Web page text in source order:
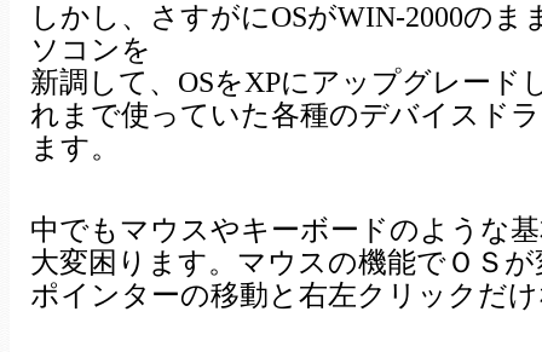
しかし、さすがにOSがWIN-2000の
ソコンを
新調して、OSをXPにアップグレー
れまで使っていた各種のデバイスド
ます。
中でもマウスやキーボードのような
大変困ります。マウスの機能でＯＳ
ポインターの移動と右左クリックだ